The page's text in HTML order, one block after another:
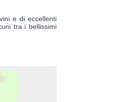
e di eccellenti
tra i bellissimi